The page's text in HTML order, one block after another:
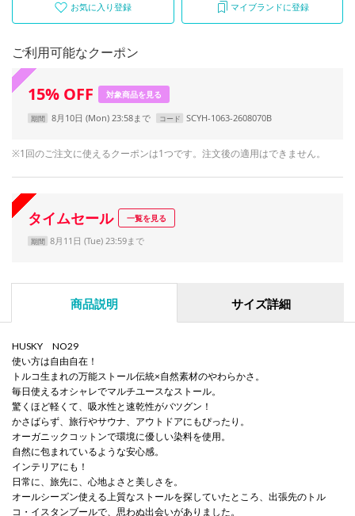
お気に入り登録 マイブランドに登録
ご利用可能なクーポン
15% OFF 対象商品を見る
期間 8月10日 (Mon) 23:58まで コード SCYH-1063-2608070B
※1回のご注文に使えるクーポンは1つです。注文後の適用はできません。
タイムセール 一覧を見る
期間 8月11日 (Tue) 23:59まで
商品説明 サイズ詳細
HUSKY NO29
使い方は自由自在！
トルコ生まれの万能ストール伝統×自然素材のやわらかさ。
毎日使えるオシャレでマルチユースなストール。
驚くほど軽くて、吸水性と速乾性がバツグン！
かさばらず、旅行やサウナ、アウトドアにもぴったり。
オーガニックコットンで環境に優しい染料を使用。
自然に包まれているような安心感。
インテリアにも！
日常に、旅先に、心地よさと美しさを。
オールシーズン使える上質なストールを探していたところ、出張先のトル
コ・イスタンブールで、思わぬ出会いがありました。